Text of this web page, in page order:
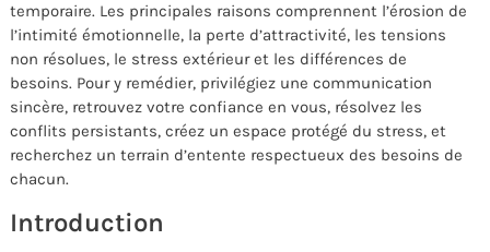
temporaire. Les principales raisons comprennent l’érosion de
l’intimité émotionnelle, la perte d’attractivité, les tensions
non résolues, le stress extérieur et les différences de
besoins. Pour y remédier, privilégiez une communication
sincère, retrouvez votre confiance en vous, résolvez les
conflits persistants, créez un espace protégé du stress, et
recherchez un terrain d’entente respectueux des besoins de
chacun.
Introduction